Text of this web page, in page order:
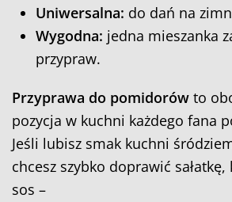
Uniwersalna: do dań na
Wygodna: jedna mieszanka
przypraw.
Przyprawa do pomidorów to
pozycja w kuchni każdego fana
Jeśli lubisz smak kuchni
chcesz szybko doprawić
sos –